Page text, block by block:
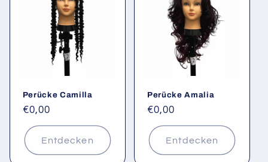
Perücke Camilla
Normaler
Preis
€0,00
Entdecken
Perücke Amalia
Normaler
Preis
€0,00
Entdecken